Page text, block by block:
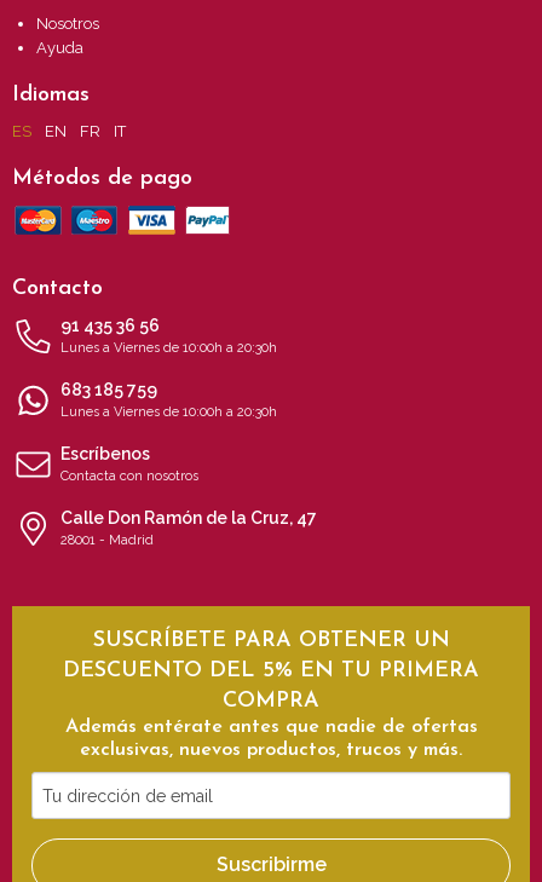
Nosotros
Ayuda
Idiomas
ES EN FR IT
Métodos de pago
Contacto
91 435 36 56
Lunes a Viernes de 10:00h a 20:30h
683 185 759
Lunes a Viernes de 10:00h a 20:30h
Escríbenos
Contacta con nosotros
Calle Don Ramón de la Cruz, 47
28001 - Madrid
SUSCRÍBETE PARA OBTENER UN
DESCUENTO DEL 5% EN TU PRIMERA
COMPRA
Además entérate antes que nadie de ofertas
exclusivas, nuevos productos, trucos y más.
Tu
dirección
de
email
Suscribirme